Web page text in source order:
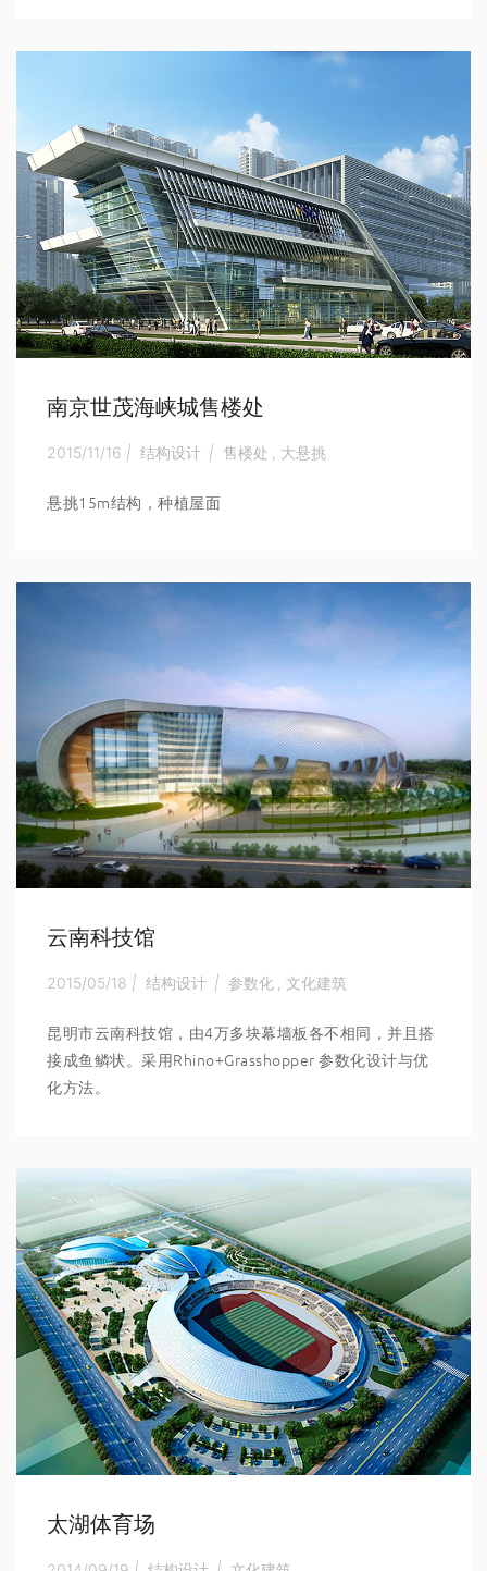
南京世茂海峡城售楼处
2015/11/16 | 结构设计 | 售楼处 大悬挑
悬挑15m结构，种植屋面
云南科技馆
2015/05/18 | 结构设计 | 参数化 文化建筑
昆明市云南科技馆，由4万多块幕墙板各不相同，并且搭
接成鱼鳞状。采用Rhino+Grasshopper 参数化设计与优
化方法。
太湖体育场